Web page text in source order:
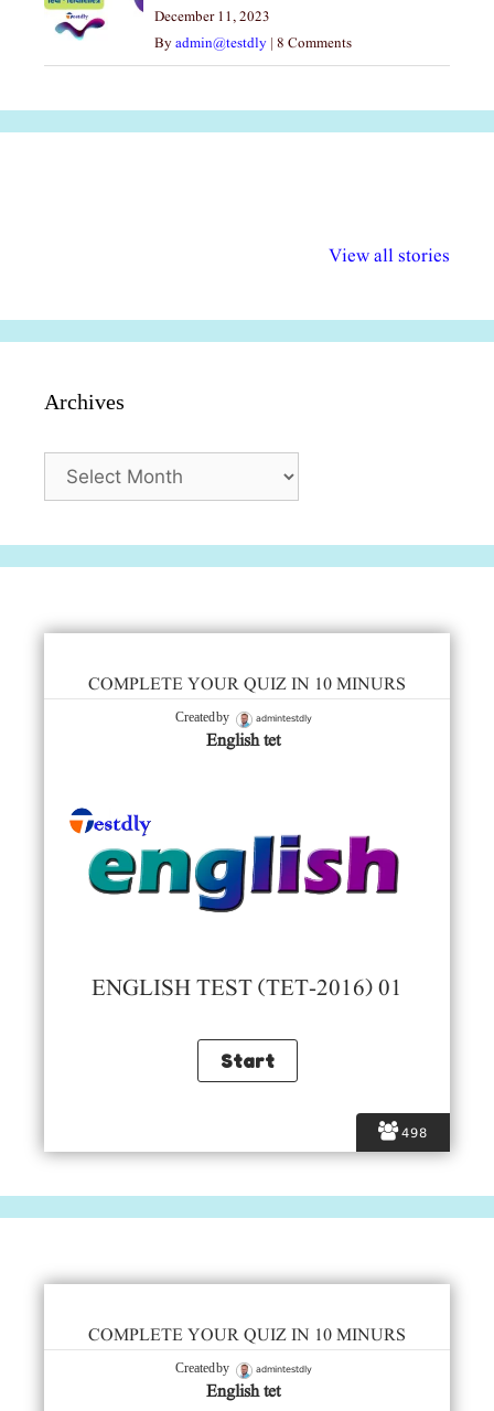
December 11, 2023
Byadmin@testdly | 8 Comments
View all stories
अधिकार दिवस| 18
वर्षातील
Archives
498
COMPLETE YOUR QUIZ IN 10 MINURS
Created by admintestdly
English tet
ENGLISH TEST (TET-2016) 01
COMPLETE YOUR QUIZ IN 10 MINURS
Created by admintestdly
English tet